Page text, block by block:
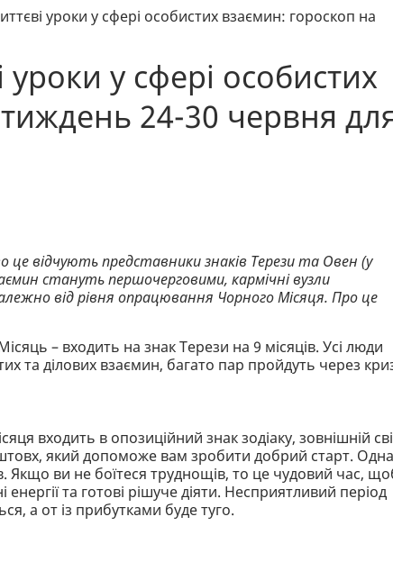
уроки у сфері особистих взаємин: гороскоп на
у сфері особистих
24-30 червня
це відчують представники знаків Терези та Овен (у
стануть першочерговими, кармічні вузли
від рівня опрацювання Чорного Місяця. Про це
– входить на знак Терези на 9 місяців. Усі люди
та ділових взаємин, багато пар пройдуть через
входить в опозиційний знак зодіаку, зовнішній
який допоможе вам зробити добрий старт.
Якщо ви не боїтеся труднощів, то це чудовий час,
та готові рішуче діяти. Несприятливий період
а от із прибутками буде туго.